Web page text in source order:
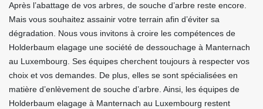
Après l’abattage de vos arbres, de souche d’arbre reste encore.
Mais vous souhaitez assainir votre terrain afin d’éviter sa
dégradation. Nous vous invitons à croire les compétences de
Holderbaum elagage une société de dessouchage à Manternach
au Luxembourg. Ses équipes cherchent toujours à respecter vos
choix et vos demandes. De plus, elles se sont spécialisées en
matière d’enlèvement de souche d’arbre. Ainsi, les équipes de
Holderbaum elagage à Manternach au Luxembourg restent